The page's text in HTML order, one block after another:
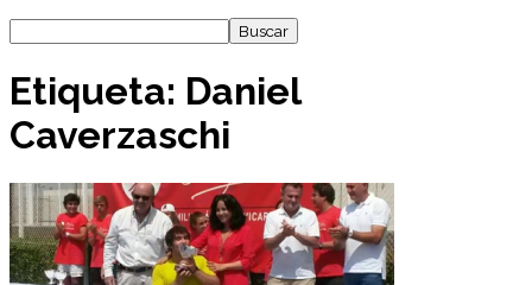
Etiqueta: Daniel
Caverzaschi